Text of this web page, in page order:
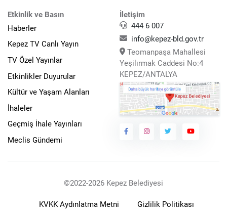
Etkinlik ve Basın
Haberler
Kepez TV Canlı Yayın
TV Özel Yayınlar
Etkinlikler Duyurular
Kültür ve Yaşam Alanları
İhaleler
Geçmiş İhale Yayınları
Meclis Gündemi
İletişim
444 6 007
info@kepez-bld.gov.tr
Teomanpaşa Mahallesi
Yeşilırmak Caddesi No:4
KEPEZ/ANTALYA
©2022-2026 Kepez Belediyesi
KVKK Aydınlatma Metni Gizlilik Politikası